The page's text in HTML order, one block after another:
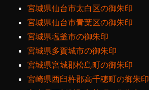
宮城県仙台市太白区の御朱印
宮城県仙台市青葉区の御朱印
宮城県塩釜市の御朱印
宮城県多賀城市の御朱印
宮城県宮城郡松島町の御朱印
宮崎県西臼杵郡高千穂町の御朱印